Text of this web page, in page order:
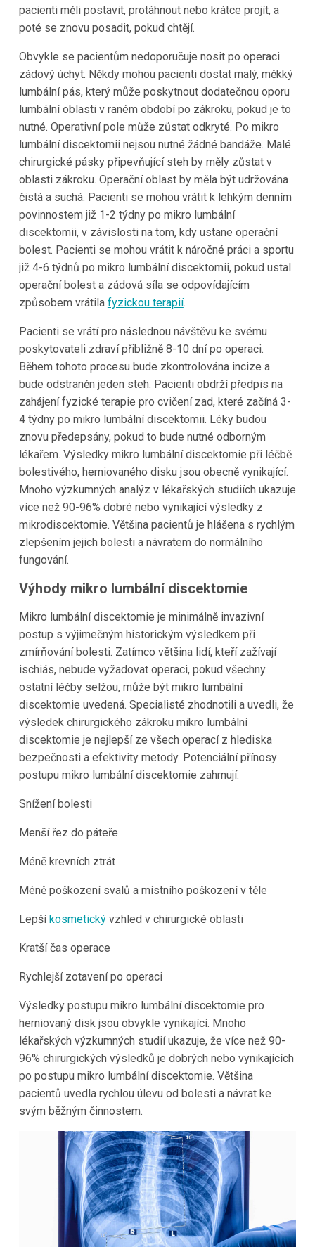
pacienti měli postavit, protáhnout nebo krátce projít, a
poté se znovu posadit, pokud chtějí.
Obvykle se pacientům nedoporučuje nosit po operaci
zádový úchyt. Někdy mohou pacienti dostat malý, měkký
lumbální pás, který může poskytnout dodatečnou oporu
lumbální oblasti v raném období po zákroku, pokud je to
nutné. Operativní pole může zůstat odkryté. Po mikro
lumbální discektomii nejsou nutné žádné bandáže. Malé
chirurgické pásky připevňující steh by měly zůstat v
oblasti zákroku. Operační oblast by měla být udržována
čistá a suchá. Pacienti se mohou vrátit k lehkým denním
povinnostem již 1-2 týdny po mikro lumbální
discektomii, v závislosti na tom, kdy ustane operační
bolest. Pacienti se mohou vrátit k náročné práci a sportu
již 4-6 týdnů po mikro lumbální discektomii, pokud ustal
operační bolest a zádová síla se odpovídajícím
způsobem vrátila fyzickou terapií.
Pacienti se vrátí pro následnou návštěvu ke svému
poskytovateli zdraví přibližně 8-10 dní po operaci.
Během tohoto procesu bude zkontrolována incize a
bude odstraněn jeden steh. Pacienti obdrží předpis na
zahájení fyzické terapie pro cvičení zad, které začíná 3-
4 týdny po mikro lumbální discektomii. Léky budou
znovu předepsány, pokud to bude nutné odborným
lékařem. Výsledky mikro lumbální discektomie při léčbě
bolestivého, herniovaného disku jsou obecně vynikající.
Mnoho výzkumných analýz v lékařských studiích ukazuje
více než 90-96% dobré nebo vynikající výsledky z
mikrodiscektomie. Většina pacientů je hlášena s rychlým
zlepšením jejich bolesti a návratem do normálního
fungování.
Výhody mikro lumbální discektomie
Mikro lumbální discektomie je minimálně invazivní
postup s výjimečným historickým výsledkem při
zmírňování bolesti. Zatímco většina lidí, kteří zažívají
ischiás, nebude vyžadovat operaci, pokud všechny
ostatní léčby selžou, může být mikro lumbální
discektomie uvedená. Specialisté zhodnotili a uvedli, že
výsledek chirurgického zákroku mikro lumbální
discektomie je nejlepší ze všech operací z hlediska
bezpečnosti a efektivity metody. Potenciální přínosy
postupu mikro lumbální discektomie zahrnují:
Snížení bolesti
Menší řez do páteře
Méně krevních ztrát
Méně poškození svalů a místního poškození v těle
Lepšíkosmetickývzhled v chirurgické oblasti
Kratší čas operace
Rychlejší zotavení po operaci
Výsledky postupu mikro lumbální discektomie pro
herniovaný disk jsou obvykle vynikající. Mnoho
lékařských výzkumných studií ukazuje, že více než 90-
96% chirurgických výsledků je dobrých nebo vynikajících
po postupu mikro lumbální discektomie. Většina
pacientů uvedla rychlou úlevu od bolesti a návrat ke
svým běžným činnostem.